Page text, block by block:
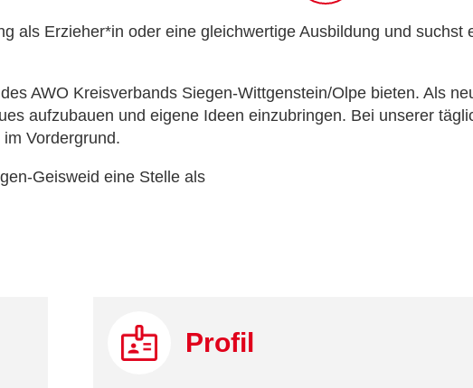
als Erzieher*in oder eine gleichwertige Ausbildung und suchst
AWO Kreisverbands Siegen-Wittgenstein/Olpe bieten. Als
aufzubauen und eigene Ideen einzubringen. Bei unserer
Vordergrund.
Geisweid eine Stelle als
Profil